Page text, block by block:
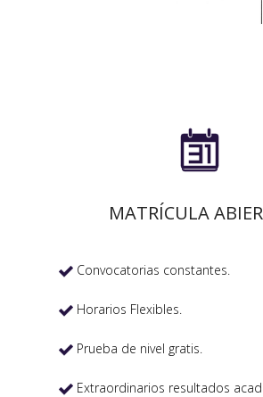

MATRÍCULA
 Convocatorias constantes.
 Horarios Flexibles.
 Prueba de nivel gratis.
 Extraordinarios resultados